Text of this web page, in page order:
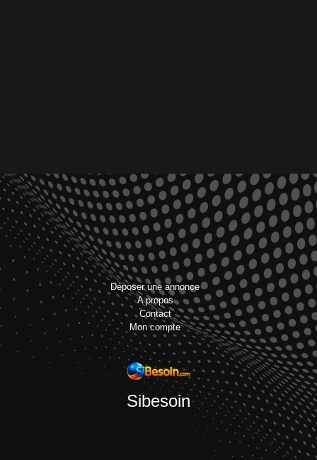
Déposer une annonce
A propos
Contact
Mon compte
Sibesoin